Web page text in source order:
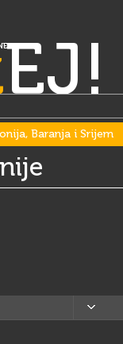
EJ!
Baranja i Srijem